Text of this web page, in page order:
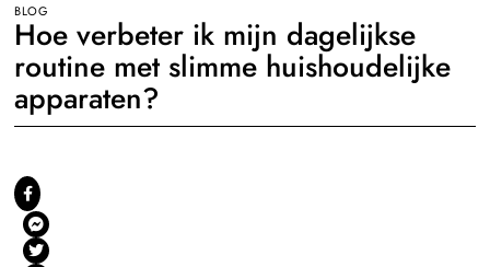
BLOG
Hoe verbeter ik mijn dagelijkse
routine met slimme huishoudelijke
apparaten?